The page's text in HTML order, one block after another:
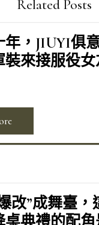
Related Posts
年，JIUYI俱
裝來接服役女
改”成舞臺，
典禮的配角